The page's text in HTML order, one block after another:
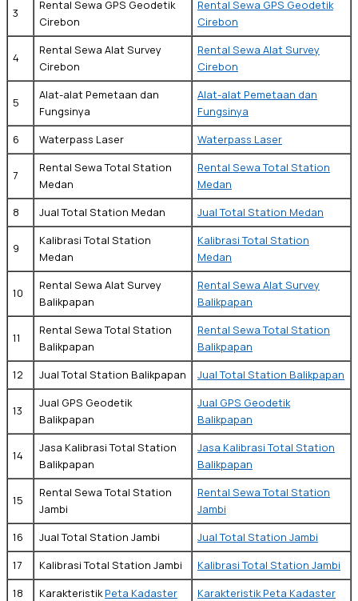
3
Rental Sewa GPS Geodetik
Cirebon
Rental Sewa GPS Geodetik
Cirebon
4
Rental Sewa Alat Survey
Cirebon
Rental Sewa Alat Survey
Cirebon
5
Alat-alat Pemetaan dan
Fungsinya
Alat-alat Pemetaan dan
Fungsinya
6
Waterpass Laser Waterpass Laser
7
Rental Sewa Total Station
Medan
Rental Sewa Total Station
Medan
8
Jual Total Station Medan Jual Total Station Medan
9
Kalibrasi Total Station
Medan
Kalibrasi Total Station
Medan
10
Rental Sewa Alat Survey
Balikpapan
Rental Sewa Alat Survey
Balikpapan
11
Rental Sewa Total Station
Balikpapan
Rental Sewa Total Station
Balikpapan
12
Jual Total Station Balikpapan Jual Total Station Balikpapan
13
Jual GPS Geodetik
Balikpapan
Jual GPS Geodetik
Balikpapan
14
Jasa Kalibrasi Total Station
Balikpapan
Jasa Kalibrasi Total Station
Balikpapan
15
Rental Sewa Total Station
Jambi
Rental Sewa Total Station
Jambi
16
Jual Total Station Jambi
Jual Total Station Jambi
17
Kalibrasi Total Station Jambi
Kalibrasi Total Station Jambi
18
KarakteristikPeta Kadaster
Karakteristik Peta Kadaster